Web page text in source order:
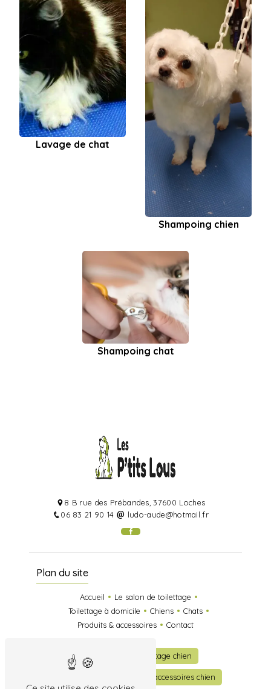
Lavage de chat
Shampoing chien
Shampoing chat
8 B rue des Prébandes, 37600 Loches
06 83 21 90 14
ludo-aude@hotmail.fr
Plan du site
Accueil
Le salon de toilettage
Toilettage à domicile
Chiens
Chats
Produits & accessoires
Contact
Toilettage Toilettage chien
Vente accessoires chien